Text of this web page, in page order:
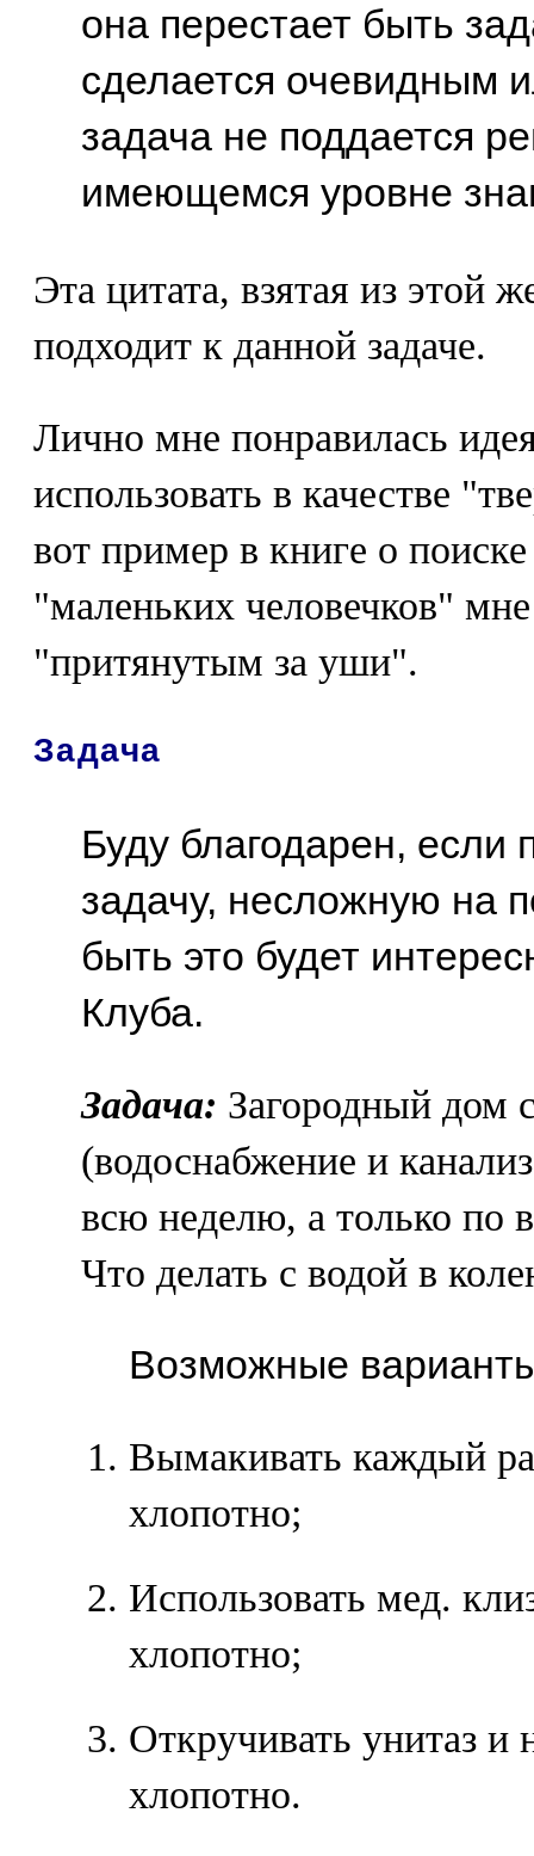
она перестает быть
сделается очевидным
задача не поддается
имеющемся уровне
Эта цитата, взятая из этой
подходит к данной задаче.
Лично мне понравилась
использовать в качестве
вот пример в книге о
"маленьких человечков" мне
"притянутым за уши".
Задача
Буду благодарен,
задачу, несложную на
быть это будет
Клуба.
Задача: Загородный дом
(водоснабжение и
всю неделю, а только по
Что делать с водой в
Возможные
Вымакивать каждый
хлопотно;
Использовать мед.
хлопотно;
Откручивать унитаз и
хлопотно.